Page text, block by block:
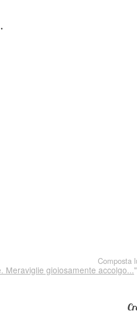
Composta
Meraviglie gioiosamente accolgo...